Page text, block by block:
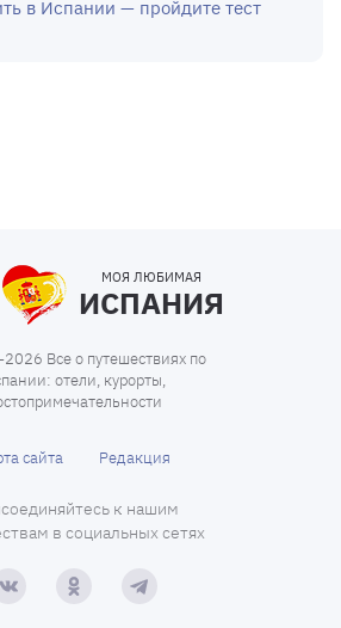
в Испании — пройдите тест
МОЯ ЛЮБИМАЯ
ИСПАНИЯ
Все о путешествиях по
отели, курорты,
сайта Редакция
к нашим
в социальных сетях